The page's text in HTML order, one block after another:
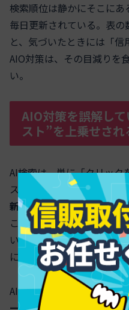
検索順位は静かにそこに
毎日更新されている。表
と、気づいたときには「信
AIO対策は、その目減りを
い。
AIO対策を誤解し
スト”を上乗せされ
AI検索は、単に「クリック
スとしての
信用スコア（
新しい与信担当者だと思っ
ここで判断を誤ると、AI側
い」とラベルされ、検索
に、AI回答欄では 指名落ち
AIやLLMは、ページ単位で